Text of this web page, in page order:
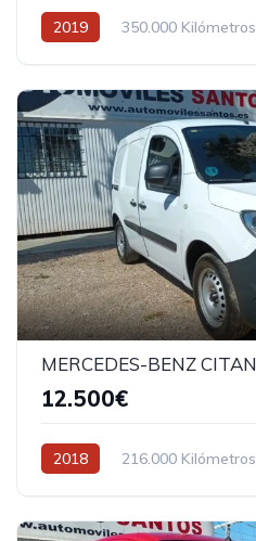
2019 350.000 Kilómetros
MERCEDES-BENZ CITAN
12.500€
2018 216.000 Kilómetros